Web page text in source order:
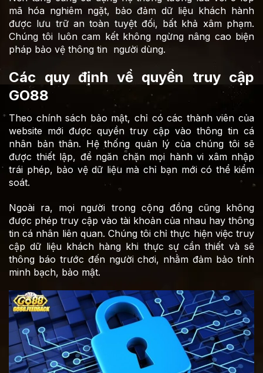
mã hóa nghiêm ngặt, bảo đảm dữ liệu khách hành
được lưu trữ an toàn tuyệt đối, bất khả xâm phạm.
Chúng tôi luôn cam kết không ngừng nâng cao biện
pháp bảo vệ thông tin người dùng.
Các quy định về quyền truy cập
GO88
Theo chính sách bảo mật, chỉ có các thành viên của
website mới được quyền truy cập vào thông tin cá
nhân bản thân. Hệ thống quản lý của chúng tôi sẽ
được thiết lập, để ngăn chặn mọi hành vi xâm nhập
trái phép, bảo vệ dữ liệu mà chỉ bạn mới có thể kiểm
soát.
Ngoài ra, mọi người trong cộng đồng cũng không
được phép truy cập vào tài khoản của nhau hay thông
tin cá nhân liên quan. Chúng tôi chỉ thực hiện việc truy
cập dữ liệu khách hàng khi thực sự cần thiết và sẽ
thông báo trước đến người chơi, nhằm đảm bảo tính
minh bạch, bảo mật.